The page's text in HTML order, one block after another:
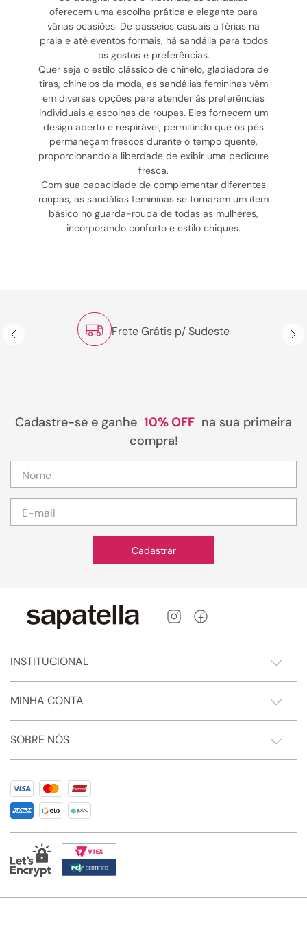
oferecem uma escolha prática e elegante para
várias ocasiões. De passeios casuais a férias na
praia e até eventos formais, há sandália para todos
os gostos e preferências.
Quer seja o estilo clássico de chinelo, gladiadora de
tiras, chinelos da moda, as sandálias femininas vêm
em diversas opções para atender às preferências
individuais e escolhas de roupas. Eles fornecem um
design aberto e respirável, permitindo que os pés
permaneçam frescos durante o tempo quente,
proporcionando a liberdade de exibir uma pedicure
fresca.
Com sua capacidade de complementar diferentes
roupas, as sandálias femininas se tornaram um item
básico no guarda-roupa de todas as mulheres,
incorporando conforto e estilo chiques.
Frete Grátis p/ Sudeste
Cadastre-se e ganhe 10% OFF na sua primeira
compra!
Cadastrar
INSTITUCIONAL
MINHA CONTA
SOBRE NÓS